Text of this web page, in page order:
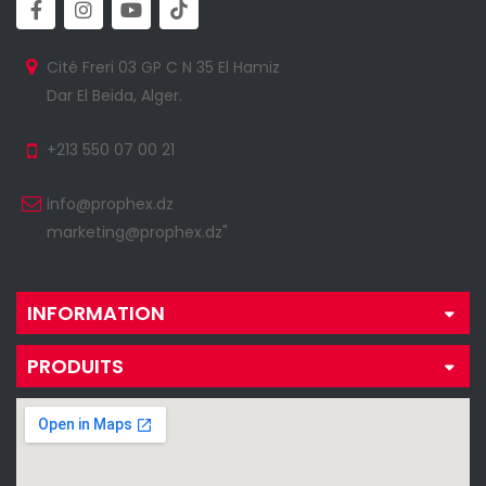
Cité Freri 03 GP C N 35 El Hamiz
Dar El Beida, Alger.
+213 550 07 00 21
info@prophex.dz
marketing@prophex.dz"
INFORMATION
PRODUITS